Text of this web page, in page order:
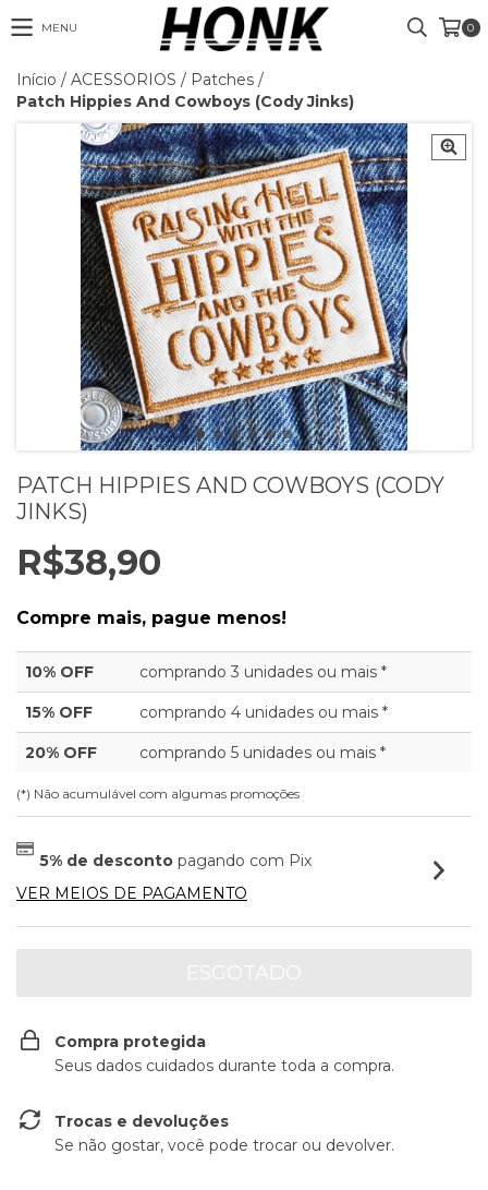
MENU 0
Início / ACESSORIOS / Patches /
Patch Hippies And Cowboys (Cody Jinks)
PATCH HIPPIES AND COWBOYS (CODY
JINKS)
R$38,90
Compre mais, pague menos!
10% OFF comprando 3 unidades ou mais *
15% OFF comprando 4 unidades ou mais *
20% OFF comprando 5 unidades ou mais *
(*) Não acumulável com algumas promoções
5% de descontopagando com Pix
VER MEIOS DE PAGAMENTO
Compra protegida
Seus dados cuidados durante toda a compra.
Trocas e devoluções
Se não gostar, você pode trocar ou devolver.